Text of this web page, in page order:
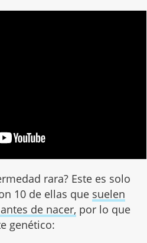
rara? Este es solo
10 de ellas que suelen
de nacer, por lo que
genético: